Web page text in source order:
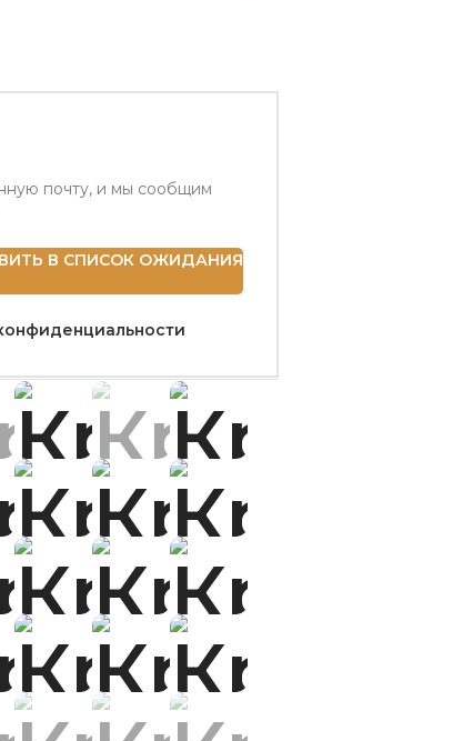
почту, и мы сообщим
В СПИСОК ОЖИДАНИЯ